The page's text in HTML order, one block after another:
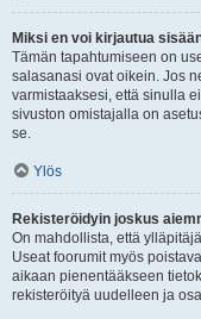
Miksi en voi kirjautua
Tämän tapahtumiseen on
salasanasi ovat oikein. Jos
varmistaaksesi, että sinulla
sivuston omistajalla on
se.
Ylös
Rekisteröidyin joskus
On mahdollista, että
Useat foorumit myös
aikaan pienentääkseen
rekisteröityä uudelleen ja